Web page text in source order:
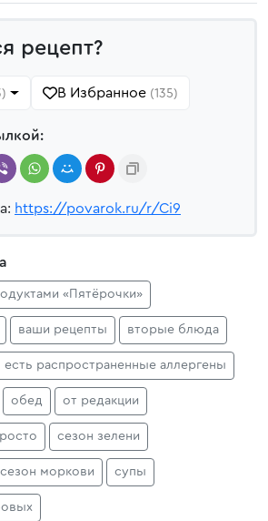
рецепт?
В Избранное (135)
https://povarok.ru/r/Ci9
«Пятёрочки»
ваши рецепты вторые блюда
есть распространенные аллергены
обед от редакции
сезон зелени
сезон моркови супы